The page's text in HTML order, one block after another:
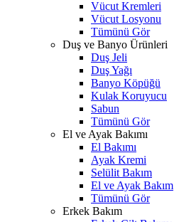
Vücut Kremleri
Vücut Losyonu
Tümünü Gör
Duş ve Banyo Ürünleri
Duş Jeli
Duş Yağı
Banyo Köpüğü
Kulak Koruyucu
Sabun
Tümünü Gör
El ve Ayak Bakımı
El Bakımı
Ayak Kremi
Selülit Bakım
El ve Ayak Bakım
Tümünü Gör
Erkek Bakım